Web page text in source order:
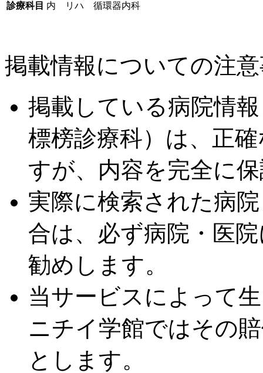
診療科目 内 リハ 循環器内科
掲載情報についての注
掲載している病院情
標榜診療科）は、正
すが、内容を完全に
実際に検索された病
合は、必ず病院・医
勧めします。
当サービスによって
ニチイ学館ではその
とします。